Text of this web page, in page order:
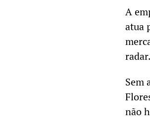
A
atua
radar.
Sem
não